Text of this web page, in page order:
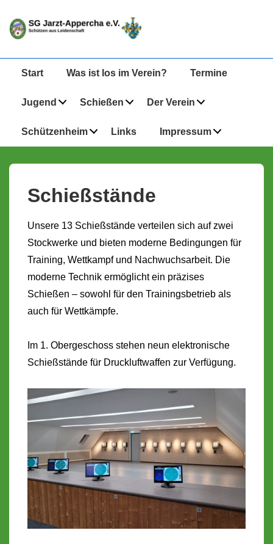
Zum
Inhalt
Hauptnavigation
Start Was ist los im Verein? Termine
Jugend Schießen Der Verein
Schützenheim Links Impressum
Schießstände
Unsere 13 Schießstände verteilen sich auf zwei
Stockwerke und bieten moderne Bedingungen für
Training, Wettkampf und Nachwuchsarbeit. Die
moderne Technik ermöglicht ein präzises
Schießen – sowohl für den Trainingsbetrieb als
auch für Wettkämpfe.
Im 1. Obergeschoss stehen neun elektronische
Schießstände für Druckluftwaffen zur Verfügung.